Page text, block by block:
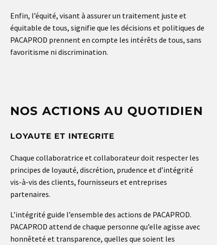
Enfin, l’équité, visant à assurer un traitement juste et
équitable de tous, signifie que les décisions et politiques de
PACAPROD prennent en compte les intérêts de tous, sans
favoritisme ni discrimination.
NOS ACTIONS AU QUOTIDIEN
LOYAUTE ET INTEGRITE
Chaque collaboratrice et collaborateur doit respecter les
principes de loyauté, discrétion, prudence et d’intégrité
vis-à-vis des clients, fournisseurs et entreprises
partenaires.
L’intégrité guide l’ensemble des actions de PACAPROD.
PACAPROD attend de chaque personne qu’elle agisse avec
honnêteté et transparence, quelles que soient les